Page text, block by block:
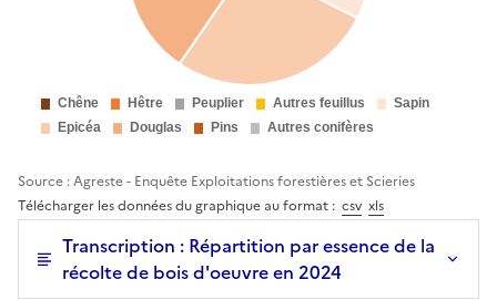
Source : Agreste - Enquête Exploitations forestières et Scieries
Télécharger les données du graphique au format : csv xls
Transcription : Répartition par essence de la
récolte de bois d'oeuvre en 2024